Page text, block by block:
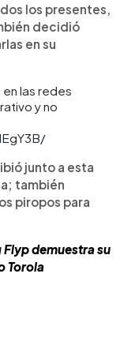
los presentes,
decidió
en su
las redes
y no
junto a esta
también
piropos para
Flyp demuestra su
Torola